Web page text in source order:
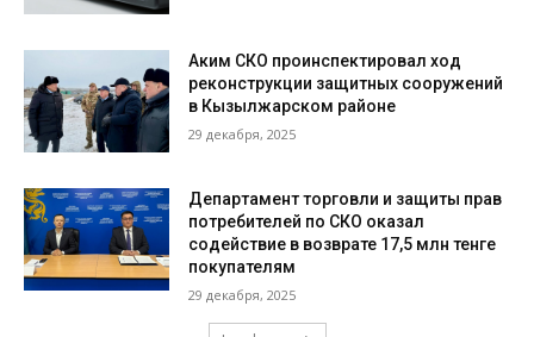
Аким СКО проинспектировал ход
реконструкции защитных сооружений
в Кызылжарском районе
29 декабря, 2025
Департамент торговли и защиты прав
потребителей по СКО оказал
содействие в возврате 17,5 млн тенге
покупателям
29 декабря, 2025